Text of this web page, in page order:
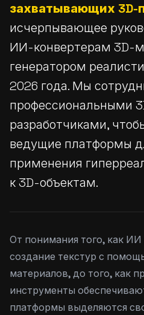
захватывающих 3D-
исчерпывающее
ИИ-конвертерам 3D-
генератором
2026 года. Мы
профессиональными
разработчиками,
ведущие платформы
применения
к 3D-объектам.
От понимания того, как
создание текстур с
материалов, до того, как
инструменты
платформы выделяются